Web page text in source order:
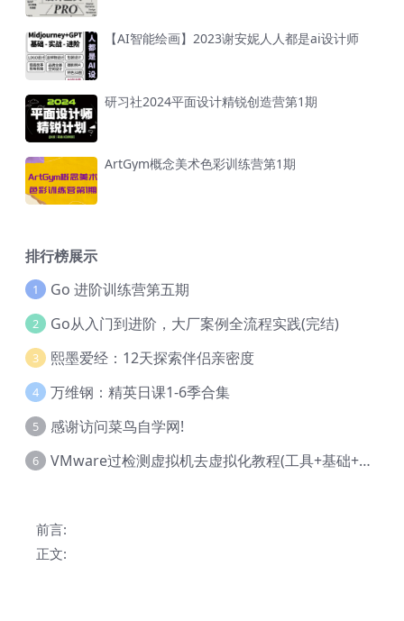
【AI智能绘画】2023谢安妮人人都是ai设计师
研习社2024平面设计精锐创造营第1期
ArtGym概念美术色彩训练营第1期
排行榜展示
1 Go 进阶训练营第五期
2 Go从入门到进阶，大厂案例全流程实践(完结)
3 熙墨爱经：12天探索伴侣亲密度
4 万维钢：精英日课1-6季合集
5 感谢访问菜鸟自学网!
6 VMware过检测虚拟机去虚拟化教程(工具+基础+进阶)
前言:
正文: